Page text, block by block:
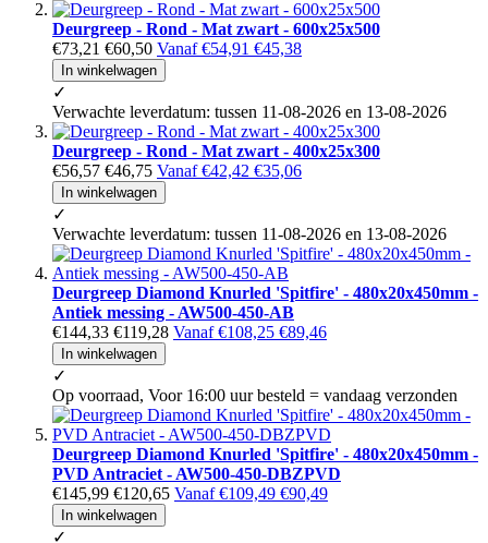
Deurgreep - Rond - Mat zwart - 600x25x500
€73,21 €60,50 Vanaf €54,91 €45,38
In winkelwagen
✓
Verwachte leverdatum: tussen 11-08-2026 en 13-08-2026
Deurgreep - Rond - Mat zwart - 400x25x300
€56,57 €46,75 Vanaf €42,42 €35,06
In winkelwagen
✓
Verwachte leverdatum: tussen 11-08-2026 en 13-08-2026
Deurgreep Diamond Knurled 'Spitfire' - 480x20x450mm -
Antiek messing - AW500-450-AB
€144,33 €119,28 Vanaf €108,25 €89,46
In winkelwagen
✓
Op voorraad, Voor 16:00 uur besteld = vandaag verzonden
Deurgreep Diamond Knurled 'Spitfire' - 480x20x450mm -
PVD Antraciet - AW500-450-DBZPVD
€145,99 €120,65 Vanaf €109,49 €90,49
In winkelwagen
✓